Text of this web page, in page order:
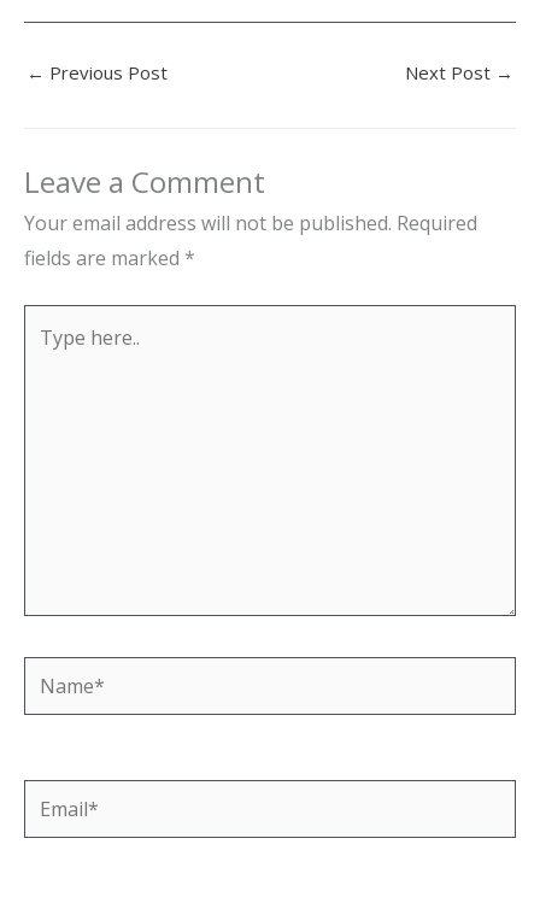
← Previous Post Next Post →
Leave a Comment
Your email address will not be published. Required
fields are marked *
here..
Name*
Email*